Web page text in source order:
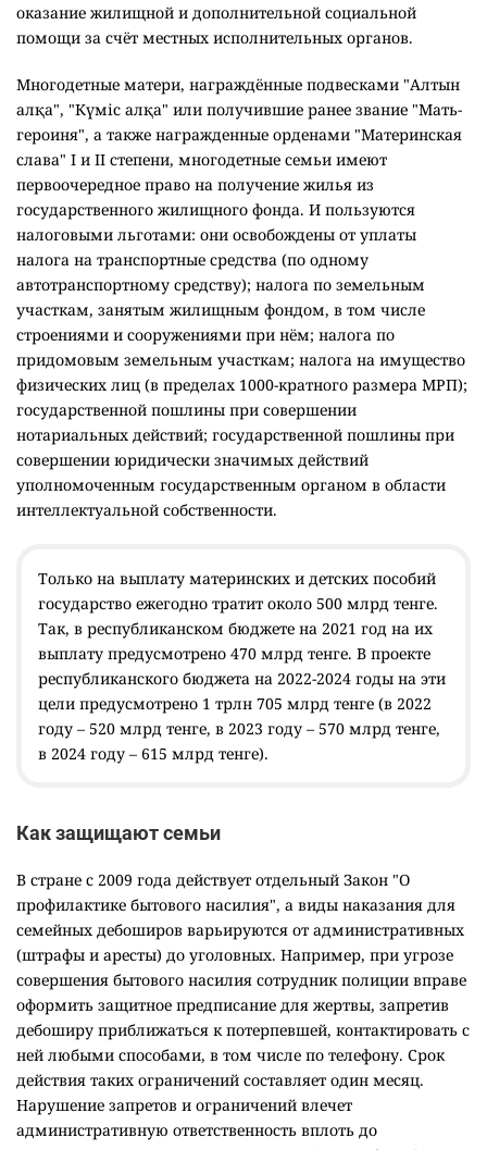
оказание жилищной и дополнительной социальной
помощи за счёт местных исполнительных органов.
Многодетные матери, награждённые подвесками "Алтын
алқа", "Күміс алқа" или получившие ранее звание "Мать-
героиня", а также награжденные орденами "Материнская
слава" I и II степени, многодетные семьи имеют
первоочередное право на получение жилья из
государственного жилищного фонда. И пользуются
налоговыми льготами: они освобождены от уплаты
налога на транспортные средства (по одному
автотранспортному средству); налога по земельным
участкам, занятым жилищным фондом, в том числе
строениями и сооружениями при нём; налога по
придомовым земельным участкам; налога на имущество
физических лиц (в пределах 1000-кратного размера МРП);
государственной пошлины при совершении
нотариальных действий; государственной пошлины при
совершении юридически значимых действий
уполномоченным государственным органом в области
интеллектуальной собственности.
Только на выплату материнских и детских пособий
государство ежегодно тратит около 500 млрд тенге.
Так, в республиканском бюджете на 2021 год на их
выплату предусмотрено 470 млрд тенге. В проекте
республиканского бюджета на 2022-2024 годы на эти
цели предусмотрено 1 трлн 705 млрд тенге (в 2022
году – 520 млрд тенге, в 2023 году – 570 млрд тенге,
в 2024 году – 615 млрд тенге).
Как защищают семьи
В стране с 2009 года действует отдельный Закон "О
профилактике бытового насилия", а виды наказания для
семейных дебоширов варьируются от административных
(штрафы и аресты) до уголовных. Например, при угрозе
совершения бытового насилия сотрудник полиции вправе
оформить защитное предписание для жертвы, запретив
дебоширу приближаться к потерпевшей, контактировать с
ней любыми способами, в том числе по телефону. Срок
действия таких ограничений составляет один месяц.
Нарушение запретов и ограничений влечет
административную ответственность вплоть до